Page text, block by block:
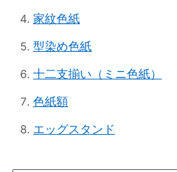
家紋色紙
型染め色紙
十二支揃い（ミニ色紙）
色紙額
エッグスタンド